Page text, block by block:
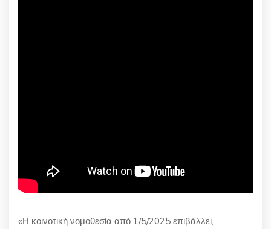
«Η κοινοτική νομοθεσία από 1/5/2025 επιβάλλει,